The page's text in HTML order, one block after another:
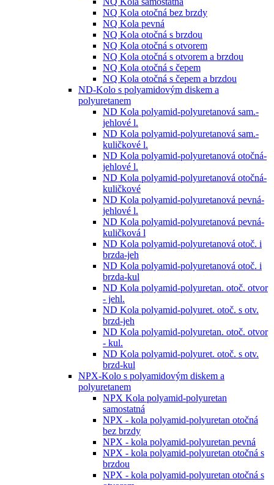
NQ Kola otočná bez brzdy
NQ Kola pevná
NQ Kola otočná s brzdou
NQ Kola otočná s otvorem
NQ Kola otočná s otvorem a brzdou
NQ Kola otočná s čepem
NQ Kola otočná s čepem a brzdou
ND-Kolo s polyamidovým diskem a
polyuretanem
ND Kola polyamid-polyuretanová sam.-
jehlové l.
ND Kola polyamid-polyuretanová sam.-
kuličkové l.
ND Kola polyamid-polyuretanová otočná-
jehlové l.
ND Kola polyamid-polyuretanová otočná-
kuličkové
ND Kola polyamid-polyuretanová pevná-
jehlové l.
ND Kola polyamid-polyuretanová pevná-
kuličková l
ND Kola polyamid-polyuretanová otoč. i
brzda-jeh
ND Kola polyamid-polyuretanová otoč. i
brzda-kul
ND Kola polyamid-polyuretan. otoč. otvor
- jehl.
ND Kola polyamid-polyuret. otoč. s otv.
brzd-jeh
ND Kola polyamid-polyuretan. otoč. otvor
- kul.
ND Kola polyamid-polyuret. otoč. s otv.
brzd-kul
NPX-Kolo s polyamidovým diskem a
polyuretanem
NPX Kola polyamid-polyuretan
samostatná
NPX - kola polyamid-polyuretan otočná
bez brzdy
NPX - kola polyamid-polyuretan pevná
NPX - kola polyamid-polyuretan otočná s
brzdou
NPX - kola polyamid-polyuretan otočná s